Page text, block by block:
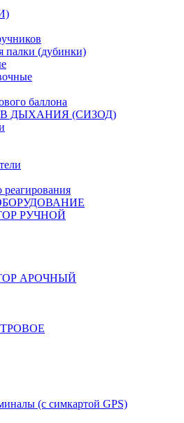
палки (дубинки)
баллона
ДЫХАНИЯ (СИЗОД)
реагирования
РУЧНОЙ
АРОЧНЫЙ
(с симкартой GPS)